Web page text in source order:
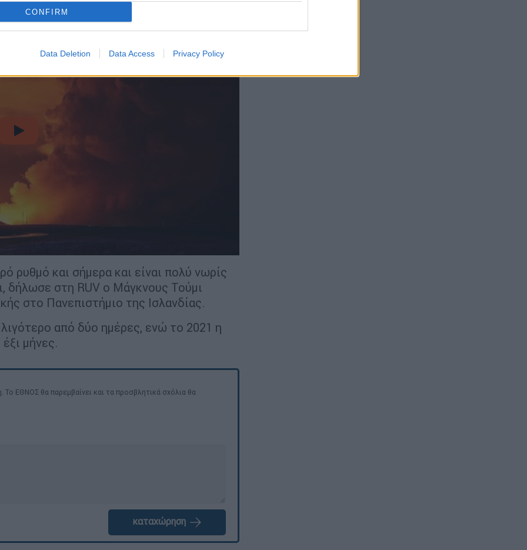
CONFIRM
Data Deletion Data Access Privacy Policy
video
ρυθμό και σήμερα και είναι πολύ νωρίς
δήλωσε στη RUV ο Μάγκνους Τούμι
στο Πανεπιστήμιο της Ισλανδίας.
από δύο ημέρες, ενώ το 2021 η
μήνες.
ΕΘΝΟΣ θα παρεμβαίνει και τα προσβλητικά σχόλια θα
καταχώρηση